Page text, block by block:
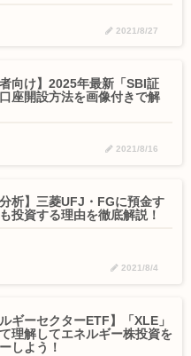
2021/8/27
者向け】2025年最新「SBI証
座開設方法を画像付きで解
2021/8/16
分析】三菱UFJ・FGに預金す
投資する理由を徹底解説！
2021/8/4
ルギーセクターETF】「XLE」
理解してエネルギー株投資を
しよう！